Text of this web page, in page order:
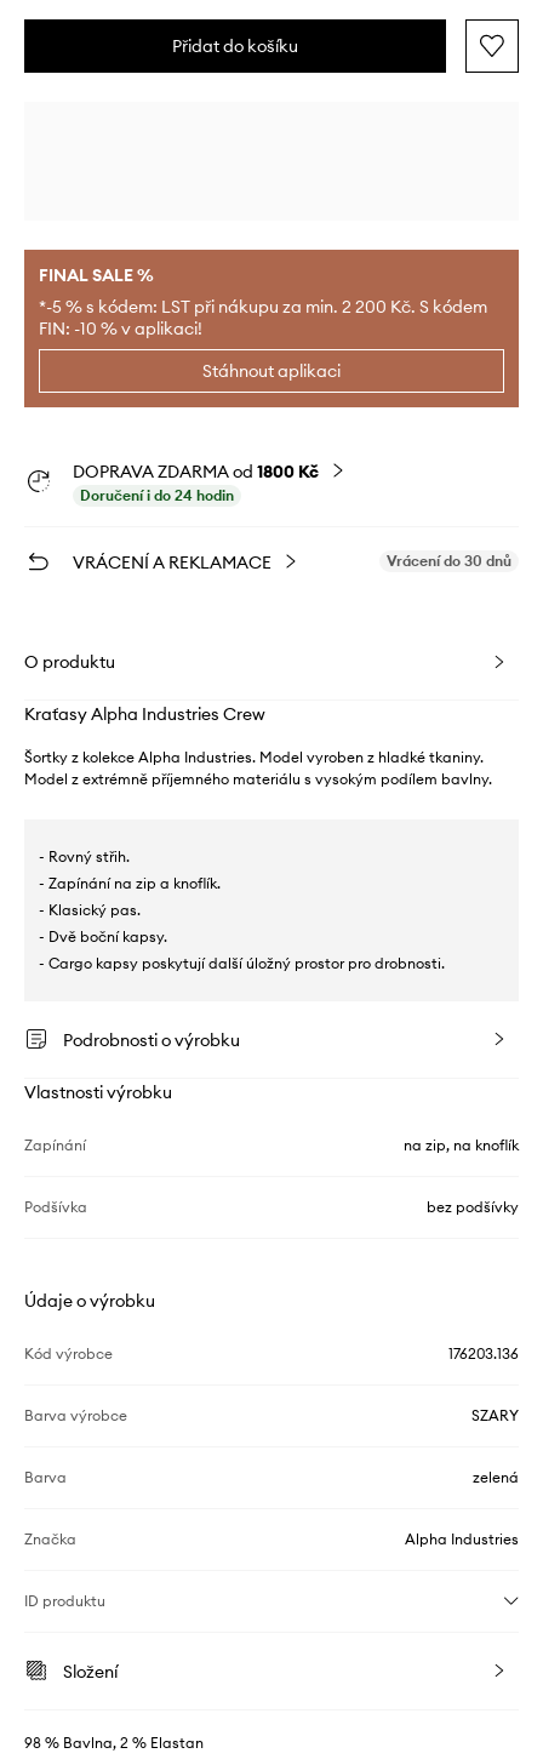
Přidat do košíku
FINAL SALE %
*-5 % s kódem: LST při nákupu za min. 2 200 Kč. S kódem
FIN: -10 % v aplikaci!
Stáhnout aplikaci
DOPRAVA ZDARMA od 1800 Kč
Doručení i do 24 hodin
VRÁCENÍ A REKLAMACE Vrácení do 30 dnů
O produktu
Kraťasy Alpha Industries Crew
Šortky z kolekce Alpha Industries. Model vyroben z hladké tkaniny.
Model z extrémně příjemného materiálu s vysokým podílem bavlny.
- Rovný střih.
- Zapínání na zip a knoflík.
- Klasický pas.
- Dvě boční kapsy.
- Cargo kapsy poskytují další úložný prostor pro drobnosti.
Podrobnosti o výrobku
Vlastnosti výrobku
Zapínání na zip, na knoflík
Podšívka bez podšívky
Údaje o výrobku
Kód výrobce 176203.136
Barva výrobce SZARY
Barva zelená
Značka Alpha Industries
ID produktu
Složení
98 % Bavlna, 2 % Elastan